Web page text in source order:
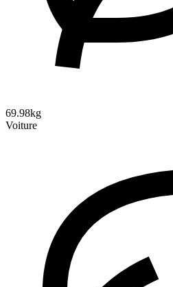
69.98kg
Voiture